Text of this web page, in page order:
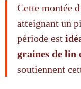
Cette montée
atteignant un
période est
graines de lin
soutiennent